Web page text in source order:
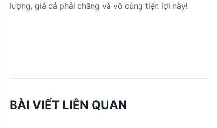
lượng, giá cả phải chăng và vô cùng tiện lợi này!
BÀI VIẾT LIÊN QUAN